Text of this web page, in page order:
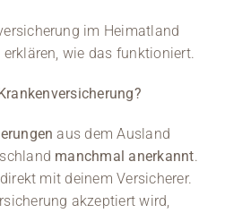
im Heimatland
wie das funktioniert.
aus dem Ausland
manchmal anerkannt.
mit deinem Versicherer.
akzeptiert wird,